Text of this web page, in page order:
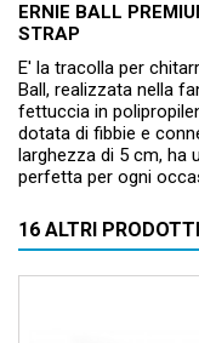
ERNIE BALL
STRAP
E' la tracolla per
Ball, realizzata nella
fettuccia in
dotata di fibbie e
larghezza di 5 cm, ha
perfetta per ogni
16 ALTRI